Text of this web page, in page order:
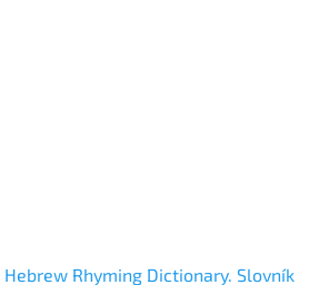
Hebrew Rhyming Dictionary. Slovník